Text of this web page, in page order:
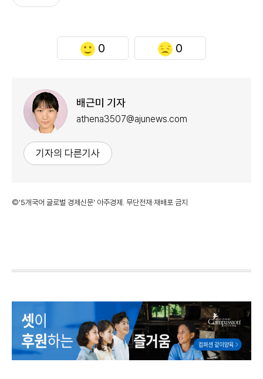
0 0
배근미 기자
athena3507@ajunews.com
기자의 다른기사
©'5개국어 글로벌 경제신문' 아주경제. 무단전재·재배포 금지